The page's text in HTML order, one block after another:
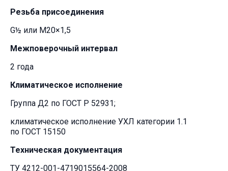
Резьба присоединения
G½ или M20×1,5
Межповерочный интервал
2 года
Климатическое исполнение
Группа Д2 по ГОСТ Р 52931;
климатическое исполнение УХЛ категории 1.1
по ГОСТ 15150
Техническая документация
ТУ 4212-001-4719015564-2008